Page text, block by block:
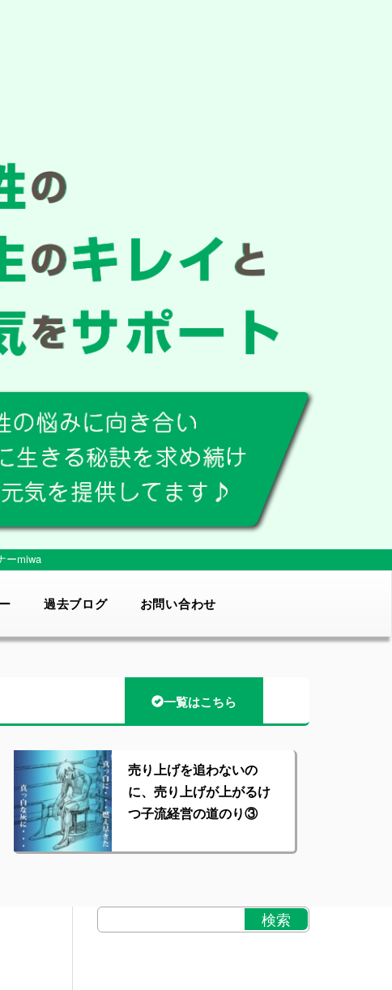
ーmiwa
過去ブログ お問い合わせ
一覧はこちら
売り上げを追わないの
に、売り上げが上がるけ
つ子流経営の道のり③